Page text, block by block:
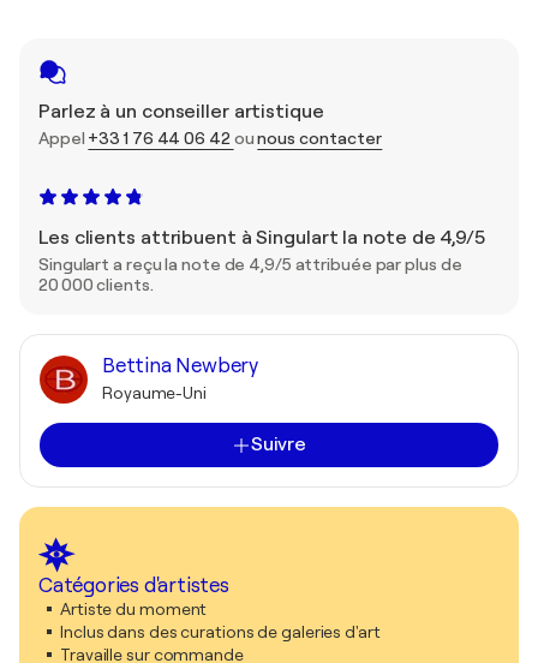
Parlez à un conseiller artistique
Appel +33 1 76 44 06 42 ounous contacter
Les clients attribuent à Singulart la note de 4,9/5
Singulart a reçu la note de 4,9/5 attribuée par plus de
20 000 clients.
Bettina Newbery
Royaume-Uni
Suivre
Catégories d'artistes
Artiste du moment
Inclus dans des curations de galeries d'art
Travaille sur commande